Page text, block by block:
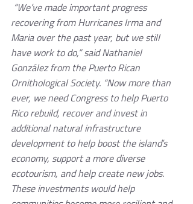
recovering from Hurricanes Irma and
Maria over the past year, but we still
have work to do,” said Nathaniel
González from the Puerto Rican
Ornithological Society. “Now more than
ever, we need Congress to help Puerto
Rico rebuild, recover and invest in
additional natural infrastructure
development to help boost the island’s
economy, support a more diverse
ecotourism, and help create new jobs.
These investments would help